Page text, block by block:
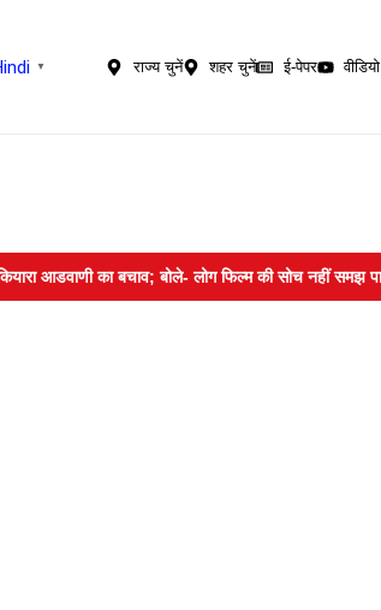
▼ राज्य चुनें शहर चुनें ई-पेपर वीडियो
का बचाव; बोले- लोग फिल्म की सोच नहीं समझ पाए